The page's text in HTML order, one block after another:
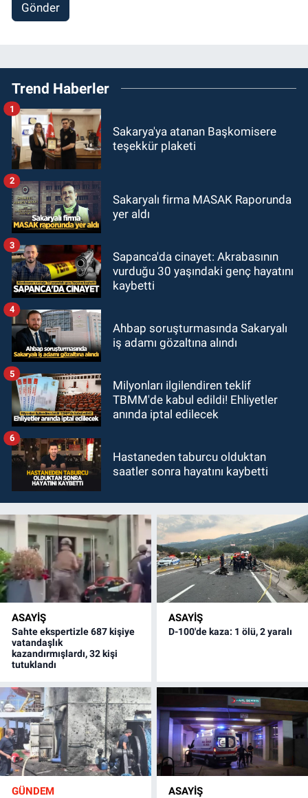
Gönder
Trend Haberler
Sakarya'ya atanan Başkomisere
teşekkür plaketi
1
Sakaryalı firma MASAK Raporunda
yer aldı
2
Sapanca'da cinayet: Akrabasının
vurduğu 30 yaşındaki genç hayatını
kaybetti
3
Ahbap soruşturmasında Sakaryalı
iş adamı gözaltına alındı
4
Milyonları ilgilendiren teklif
TBMM'de kabul edildi! Ehliyetler
anında iptal edilecek
5
Hastaneden taburcu olduktan
saatler sonra hayatını kaybetti
6
ASAYİŞ
Sahte ekspertizle 687 kişiye
vatandaşlık
kazandırmışlardı, 32 kişi
tutuklandı
ASAYİŞ
D-100'de kaza: 1 ölü, 2 yaralı
GÜNDEM ASAYİŞ